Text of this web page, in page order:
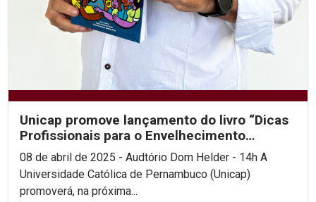
Unicap promove lançamento do livro “Dicas
Profissionais para o Envelhecimento
Saudável”
08 de abril de 2025 - Audtório Dom Helder - 14h A
Universidade Católica de Pernambuco (Unicap)
promoverá, na próxima...